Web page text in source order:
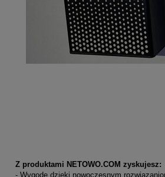
Z produktami NETOWO.COM zyskujesz:
- Wygodę dzięki nowoczesnym